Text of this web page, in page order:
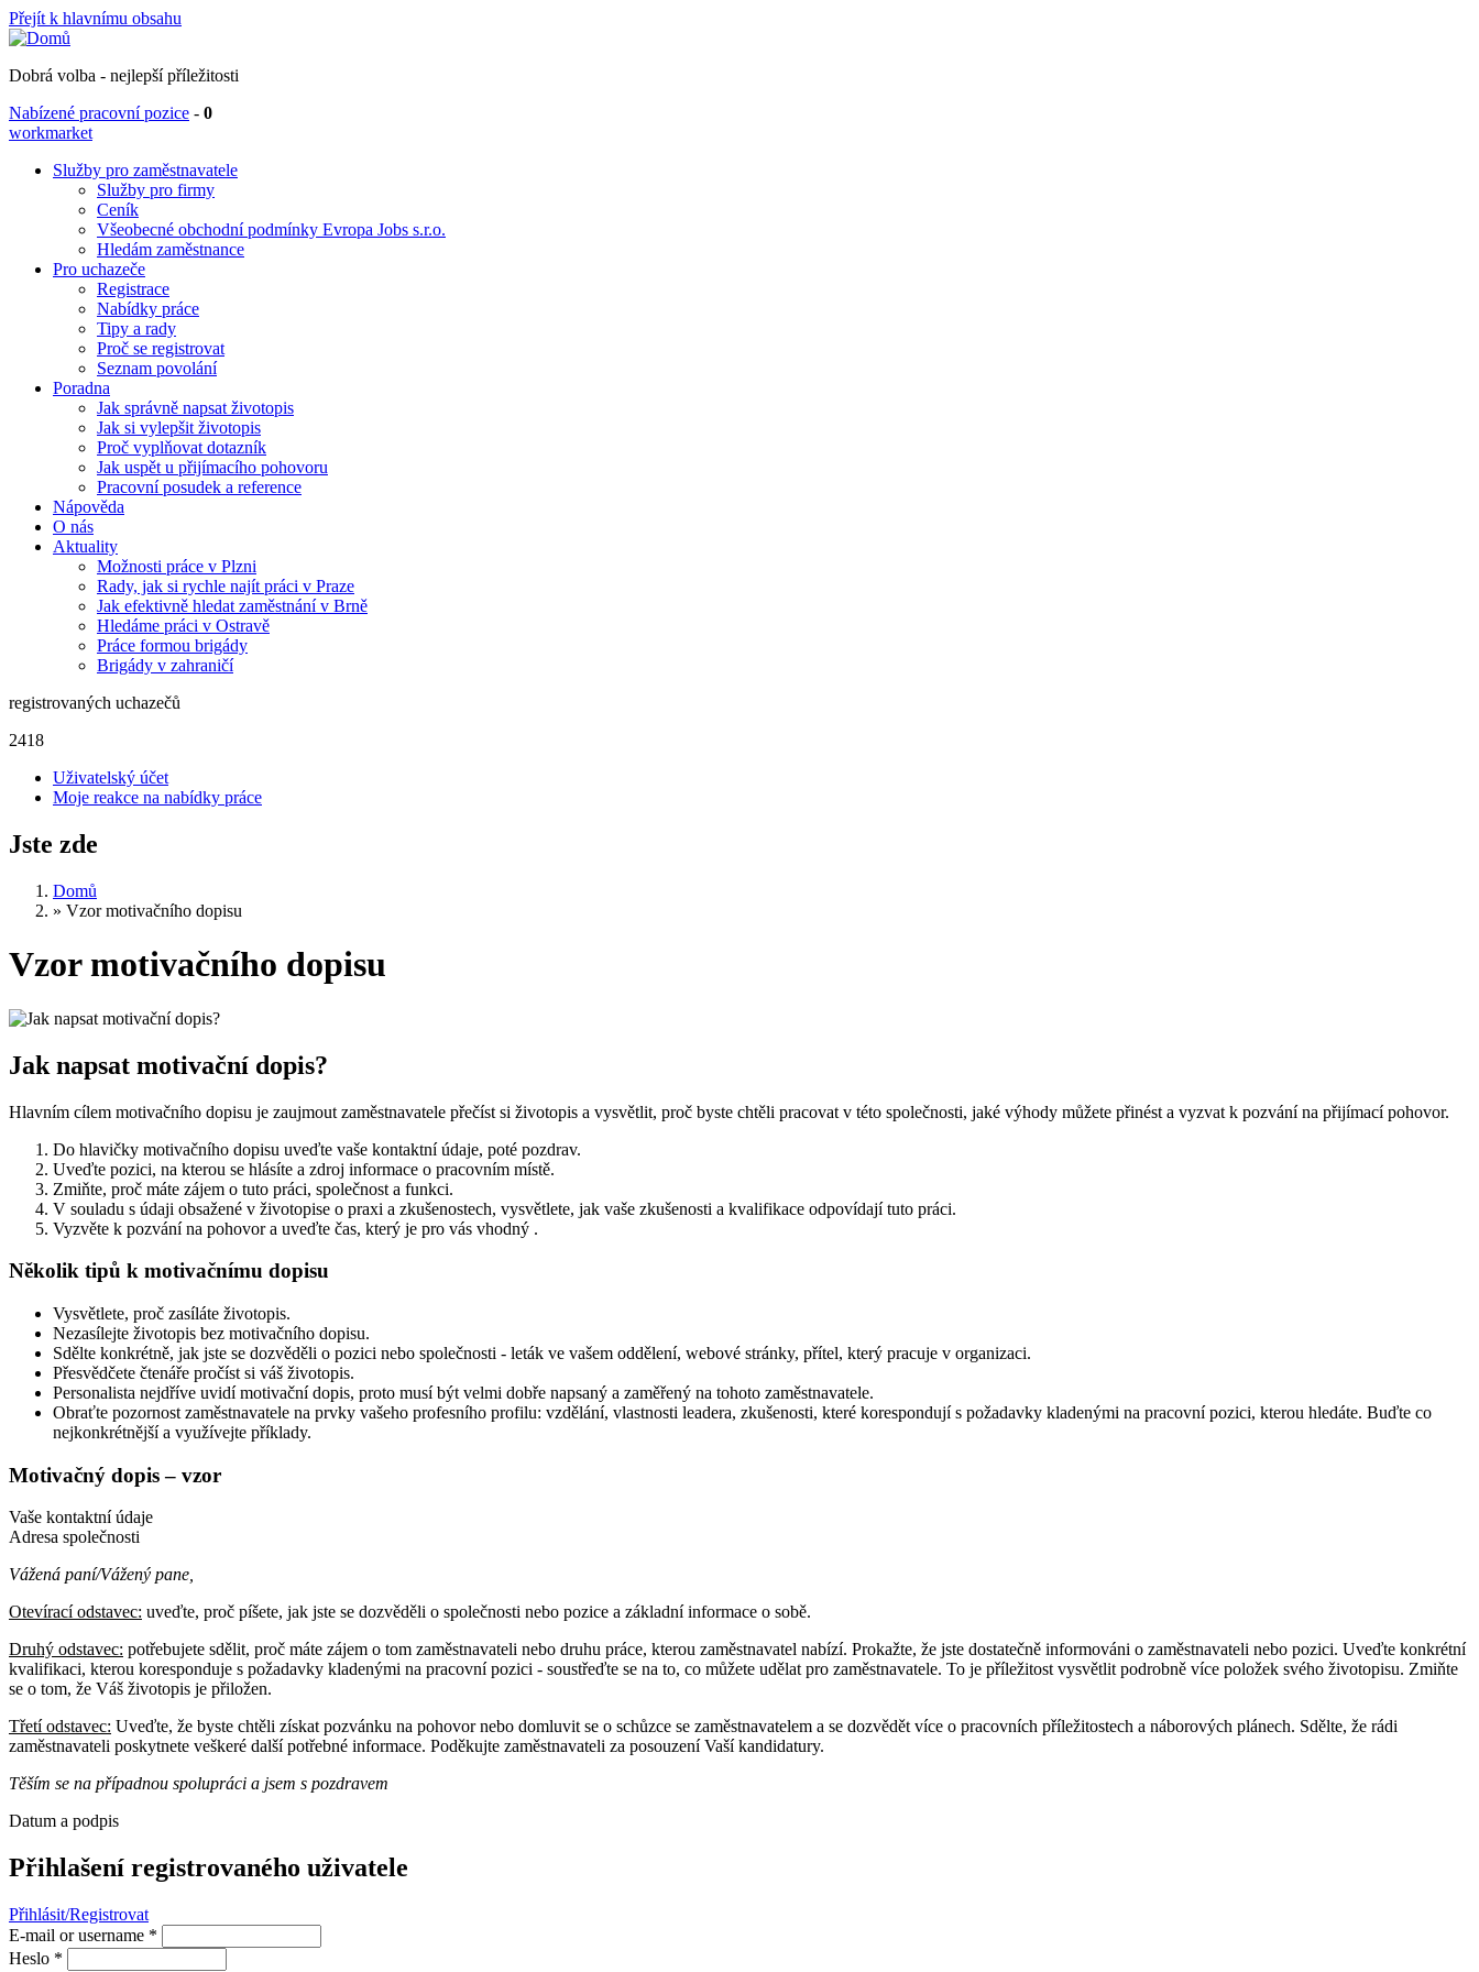
Přejít k hlavnímu obsahu
Dobrá volba - nejlepší příležitosti
Nabízené pracovní pozice - 0
workmarket
Služby pro zaměstnavatele
Služby pro firmy
Ceník
Všeobecné obchodní podmínky Evropa Jobs s.r.o.
Hledám zaměstnance
Pro uchazeče
Registrace
Nabídky práce
Tipy a rady
Proč se registrovat
Seznam povolání
Poradna
Jak správně napsat životopis
Jak si vylepšit životopis
Proč vyplňovat dotazník
Jak uspět u přijímacího pohovoru
Pracovní posudek a reference
Nápověda
O nás
Aktuality
Možnosti práce v Plzni
Rady, jak si rychle najít práci v Praze
Jak efektivně hledat zaměstnání v Brně
Hledáme práci v Ostravě
Práce formou brigády
Brigády v zahraničí
registrovaných uchazečů
2418
Uživatelský účet
Moje reakce na nabídky práce
Jste zde
Domů
» Vzor motivačního dopisu
Vzor motivačního dopisu
Jak napsat motivační dopis?
Hlavním cílem motivačního dopisu je zaujmout zaměstnavatele přečíst si životopis a vysvětlit, proč byste chtěli pracovat v této společnosti, jaké výhody můžete přinést a vyzvat k pozvání na přijímací pohovor.
Do hlavičky motivačního dopisu uveďte vaše kontaktní údaje, poté pozdrav.
Uveďte pozici, na kterou se hlásíte a zdroj informace o pracovním místě.
Zmiňte, proč máte zájem o tuto práci, společnost a funkci.
V souladu s údaji obsažené v životopise o praxi a zkušenostech, vysvětlete, jak vaše zkušenosti a kvalifikace odpovídají tuto práci.
Vyzvěte k pozvání na pohovor a uveďte čas, který je pro vás vhodný .
Několik tipů k motivačnímu dopisu
Vysvětlete, proč zasíláte životopis.
Nezasílejte životopis bez motivačního dopisu.
Sdělte konkrétně, jak jste se dozvěděli o pozici nebo společnosti - leták ve vašem oddělení, webové stránky, přítel, který pracuje v organizaci.
Přesvědčete čtenáře pročíst si váš životopis.
Personalista nejdříve uvidí motivační dopis, proto musí být velmi dobře napsaný a zaměřený na tohoto zaměstnavatele.
Obraťte pozornost zaměstnavatele na prvky vašeho profesního profilu: vzdělání, vlastnosti leadera, zkušenosti, které korespondují s požadavky kladenými na pracovní pozici, kterou hledáte. Buďte co
nejkonkrétnější a využívejte příklady.
Motivačný dopis – vzor
Vaše kontaktní údaje
Adresa společnosti
Vážená paní/Vážený pane,
Otevírací odstavec: uveďte, proč píšete, jak jste se dozvěděli o společnosti nebo pozice a základní informace o sobě.
Druhý odstavec: potřebujete sdělit, proč máte zájem o tom zaměstnavateli nebo druhu práce, kterou zaměstnavatel nabízí. Prokažte, že jste dostatečně informováni o zaměstnavateli nebo pozici. Uveďte konkrétní
kvalifikaci, kterou koresponduje s požadavky kladenými na pracovní pozici - soustřeďte se na to, co můžete udělat pro zaměstnavatele. To je příležitost vysvětlit podrobně více položek svého životopisu. Zmiňte
se o tom, že Váš životopis je přiložen.
Třetí odstavec: Uveďte, že byste chtěli získat pozvánku na pohovor nebo domluvit se o schůzce se zaměstnavatelem a se dozvědět více o pracovních příležitostech a náborových plánech. Sdělte, že rádi
zaměstnavateli poskytnete veškeré další potřebné informace. Poděkujte zaměstnavateli za posouzení Vaší kandidatury.
Těším se na případnou spolupráci a jsem s pozdravem
Datum a podpis
Přihlašení registrovaného uživatele
Přihlásit/Registrovat
E-mail or username *
Heslo *